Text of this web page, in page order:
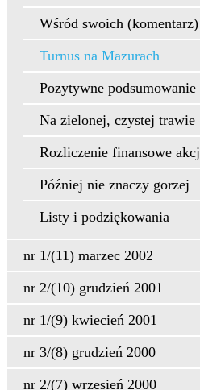
Wśród swoich (komentarz)
Turnus na Mazurach
Pozytywne podsumowanie
Na zielonej, czystej trawie
Rozliczenie finansowe
Później nie znaczy gorzej
Listy i podziękowania
nr 1/(11) marzec 2002
nr 2/(10) grudzień 2001
nr 1/(9) kwiecień 2001
nr 3/(8) grudzień 2000
nr 2/(7) wrzesień 2000